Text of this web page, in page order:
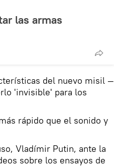
las armas
del nuevo misil —
'invisible' para los
rápido que el sonido y
Vladímir Putin, ante la
sobre los ensayos de